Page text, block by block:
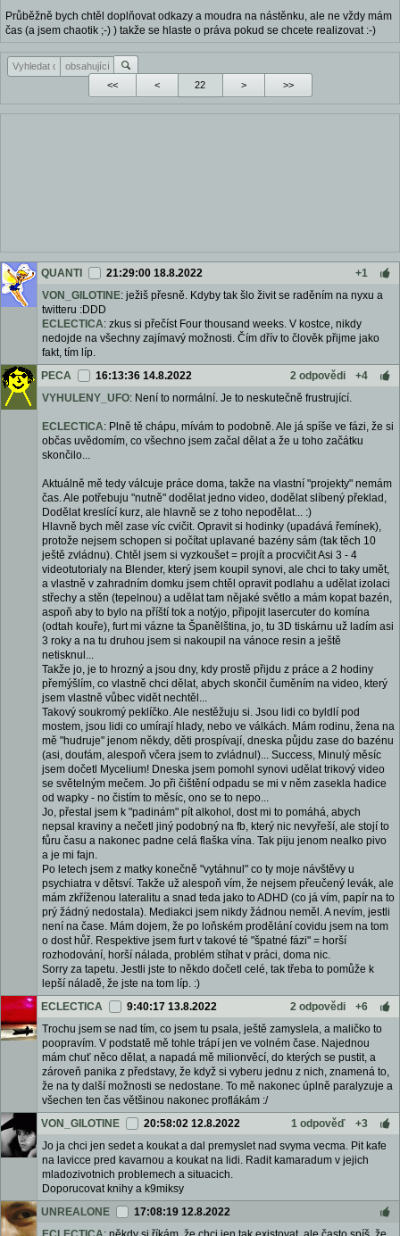
Průběžně bych chtěl doplňovat odkazy a moudra na nástěnku, ale ne vždy mám
čas (a jsem chaotik ;-) ) takže se hlaste o práva pokud se chcete realizovat :-)
<< < > >>
QUANTI 21:29:00 18.8.2022
+1
VON_GILOTINE: ježiš přesně. Kdyby tak šlo živit se raděním na nyxu a
twitteru :DDD
ECLECTICA: zkus si přečíst Four thousand weeks. V kostce, nikdy
nedojde na všechny zajímavý možnosti. Čím dřív to člověk přijme jako
fakt, tím líp.
PECA
16:13:36 14.8.2022 2 odpovědi
+4
VYHULENY_UFO: Není to normální. Je to neskutečně frustrující.
ECLECTICA: Plně tě chápu, mívám to podobně. Ale já spíše ve fázi, že si
občas uvědomím, co všechno jsem začal dělat a že u toho začátku
skončilo...
Aktuálně mě tedy válcuje práce doma, takže na vlastní "projekty" nemám
čas. Ale potřebuju "nutně" dodělat jedno video, dodělat slíbený překlad,
Dodělat kreslící kurz, ale hlavně se z toho nepodělat... :)
Hlavně bych měl zase víc cvičit. Opravit si hodinky (upadává řemínek),
protože nejsem schopen si počítat uplavané bazény sám (tak těch 10
ještě zvládnu). Chtěl jsem si vyzkoušet = projít a procvičit Asi 3 - 4
videotutorialy na Blender, který jsem koupil synovi, ale chci to taky umět,
a vlastně v zahradním domku jsem chtěl opravit podlahu a udělat izolaci
střechy a stěn (tepelnou) a udělat tam nějaké světlo a mám kopat bazén,
aspoň aby to bylo na příští tok a notýjo, připojit lasercuter do komína
(odtah kouře), furt mi vázne ta Španělština, jo, tu 3D tiskárnu už ladím asi
3 roky a na tu druhou jsem si nakoupil na vánoce resin a ještě
netisknul...
Takže jo, je to hrozný a jsou dny, kdy prostě přijdu z práce a 2 hodiny
přemýšlím, co vlastně chci dělat, abych skončil čuměním na video, který
jsem vlastně vůbec vidět nechtěl...
Takový soukromý peklíčko. Ale nestěžuju si. Jsou lidi co byldlí pod
mostem, jsou lidi co umírají hlady, nebo ve válkách. Mám rodinu, žena na
mě "hudruje" jenom někdy, děti prospívají, dneska půjdu zase do bazénu
(asi, doufám, alespoň včera jsem to zvládnul)... Success, Minulý měsíc
jsem dočetl Mycelium! Dneska jsem pomohl synovi udělat trikový video
se světelným mečem. Jo při čištění odpadu se mi v něm zasekla hadice
od wapky - no čistím to měsíc, ono se to nepo...
Jo, přestal jsem k "padinám" pít alkohol, dost mi to pomáhá, abych
nepsal kraviny a nečetl jiný podobný na fb, který nic nevyřeší, ale stojí to
fůru času a nakonec padne celá flaška vína. Tak piju jenom nealko pivo
a je mi fajn.
Po letech jsem z matky konečně "vytáhnul" co ty moje návštěvy u
psychiatra v dětsví. Takže už alespoň vím, že nejsem přeučený levák, ale
mám zkříženou lateralitu a snad teda jako to ADHD (co já vím, papír na to
prý žádný nedostala). Mediakci jsem nikdy žádnou neměl. A nevím, jestli
není na čase. Mám dojem, že po loňském prodělání covidu jsem na tom
o dost hůř. Respektive jsem furt v takové té "špatné fázi" = horší
rozhodování, horší nálada, problém stíhat v práci, doma nic.
Sorry za tapetu. Jestli jste to někdo dočetl celé, tak třeba to pomůže k
lepší náladě, že jste na tom líp. :)
ECLECTICA
9:40:17 13.8.2022 2 odpovědi
+6
Trochu jsem se nad tím, co jsem tu psala, ještě zamyslela, a maličko to
poopravím. V podstatě mě tohle trápí jen ve volném čase. Najednou
mám chuť něco dělat, a napadá mě milionvěcí, do kterých se pustit, a
zároveň panika z představy, že když si vyberu jednu z nich, znamená to,
že na ty další možnosti se nedostane. To mě nakonec úplně paralyzuje a
všechen ten čas většinou nakonec proflákám :/
VON_GILOTINE
20:58:02 12.8.2022 1 odpověď
+3
Jo ja chci jen sedet a koukat a dal premyslet nad svyma vecma. Pit kafe
na lavicce pred kavarnou a koukat na lidi. Radit kamaradum v jejich
mladozivotnich problemech a situacich.
Doporucovat knihy a k9miksy
UNREALONE
17:08:19 12.8.2022